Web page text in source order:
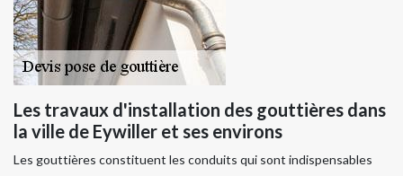
Les travaux d'installation des gouttières dans
la ville de Eywiller et ses environs
Les gouttières constituent les conduits qui sont indispensables